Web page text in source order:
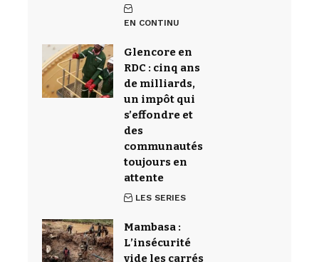
EN CONTINU
Glencore en
RDC : cinq ans
de milliards,
un impôt qui
s’effondre et
des
communautés
toujours en
attente
LES SERIES
Mambasa :
L’insécurité
vide les carrés